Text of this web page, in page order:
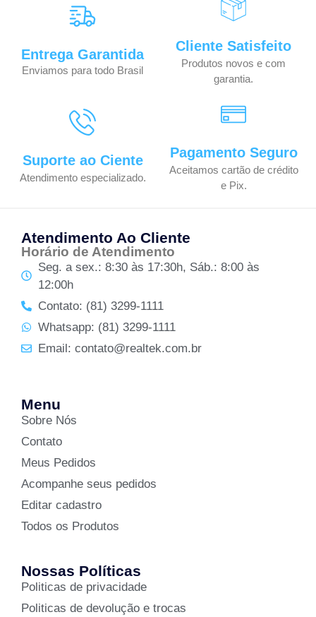
Entrega Garantida
Enviamos para todo Brasil
Cliente Satisfeito
Produtos novos e com
garantia.
Suporte ao Ciente
Atendimento especializado.
Pagamento Seguro
Aceitamos cartão de crédito
e Pix.
Atendimento Ao Cliente
Horário de Atendimento
Seg. a sex.: 8:30 às 17:30h, Sáb.: 8:00 às
12:00h
Contato: (81) 3299-1111
Whatsapp: (81) 3299-1111
Email: contato@realtek.com.br
Menu
Sobre Nós
Contato
Meus Pedidos
Acompanhe seus pedidos
Editar cadastro
Todos os Produtos
Nossas Políticas
Politicas de privacidade
Politicas de devolução e trocas